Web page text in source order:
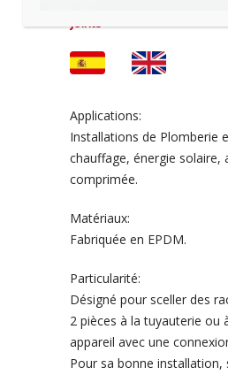
Joints
Applications:
Installations de Plomberie
chauffage, énergie solaire,
comprimée.
Matériaux:
Fabriquée en EPDM.
Particularité:
Désigné pour sceller des
2 pièces à la tuyauterie ou
appareil avec une
Pour sa bonne installation,